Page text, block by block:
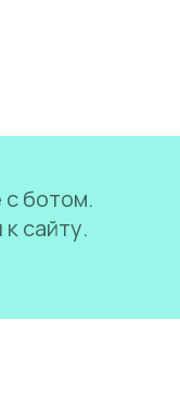
ботом.
сайту.